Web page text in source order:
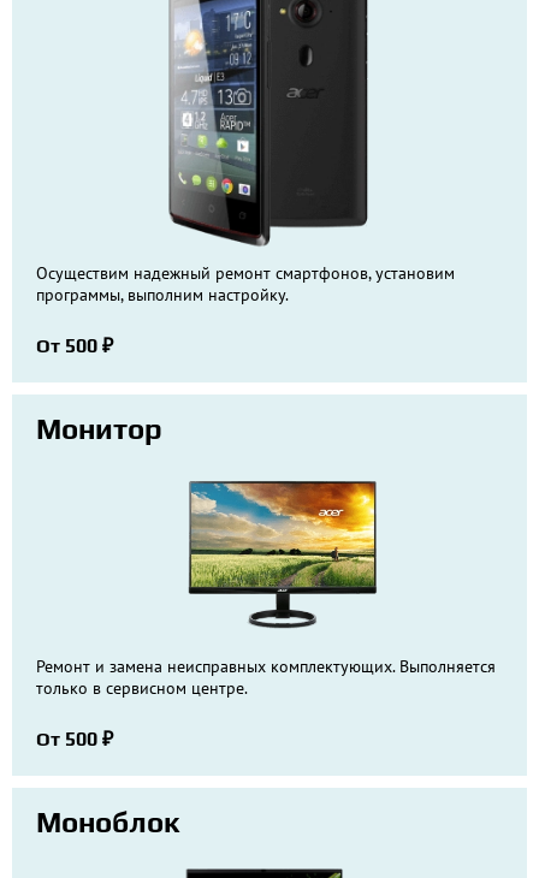
Осуществим надежный ремонт смартфонов, установим
программы, выполним настройку.
От 500 ₽
Монитор
Ремонт и замена неисправных комплектующих. Выполняется
только в сервисном центре.
От 500 ₽
Моноблок